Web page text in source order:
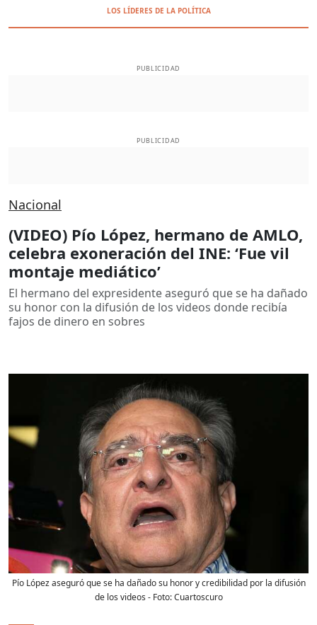
LOS LÍDERES DE LA POLÍTICA
PUBLICIDAD
PUBLICIDAD
Nacional
(VIDEO) Pío López, hermano de AMLO,
celebra exoneración del INE: ‘Fue vil
montaje mediático’
El hermano del expresidente aseguró que se ha dañado
su honor con la difusión de los videos donde recibía
fajos de dinero en sobres
Pío López aseguró que se ha dañado su honor y credibilidad por la difusión
de los videos - Foto:Cuartoscuro